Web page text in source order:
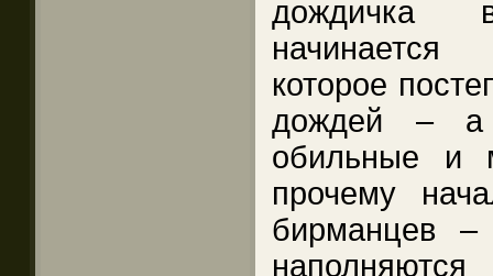
дождичка
которое
дождей – а
обильные и
прочему
бирманцев –